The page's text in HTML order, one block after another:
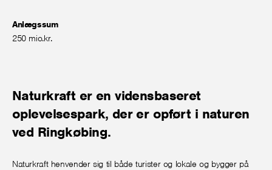
Anlægssum
250 mio.kr.
Naturkraft er en vidensbaseret
oplevelsespark, der er opført i naturen
ved Ringkøbing.
Naturkraft henvender sig til både turister og lokale og bygger på